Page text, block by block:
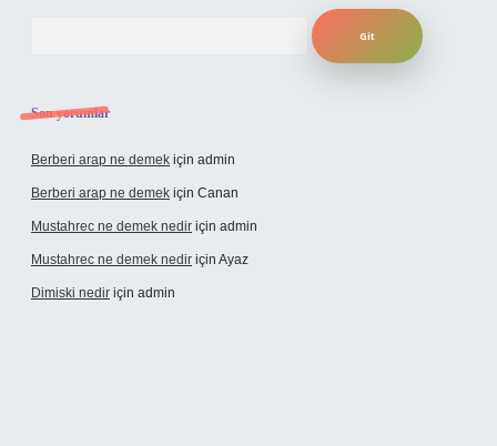
Son yorumlar
Berberi arap ne demek için admin
Berberi arap ne demek için Canan
Mustahrec ne demek nedir için admin
Mustahrec ne demek nedir için Ayaz
Dimiski nedir için admin